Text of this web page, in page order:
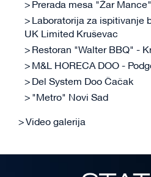
Prerada mesa "Žar
Laboratorija za ispitivanje
UK Limited Kruševac
Restoran "Walter BBQ" -
M&L HORECA DOO -
Del System Doo Čačak
"Metro" Novi Sad
Video galerija